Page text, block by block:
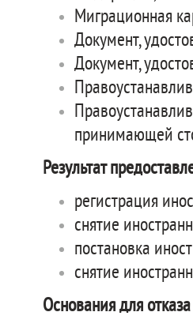
Миграционная
Документ,
Документ,
принимающей
Результат
регистрация
снятие
постановка
снятие
Основания для